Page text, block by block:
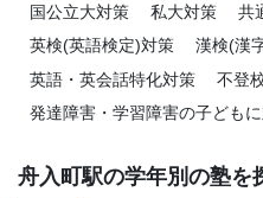
国公立大対策
私大対策
共
英検(英語検定)対策
漢検(漢
英語・英会話特化対策
不登
発達障害・学習障害の子ども
舟入町駅の学年別の塾を